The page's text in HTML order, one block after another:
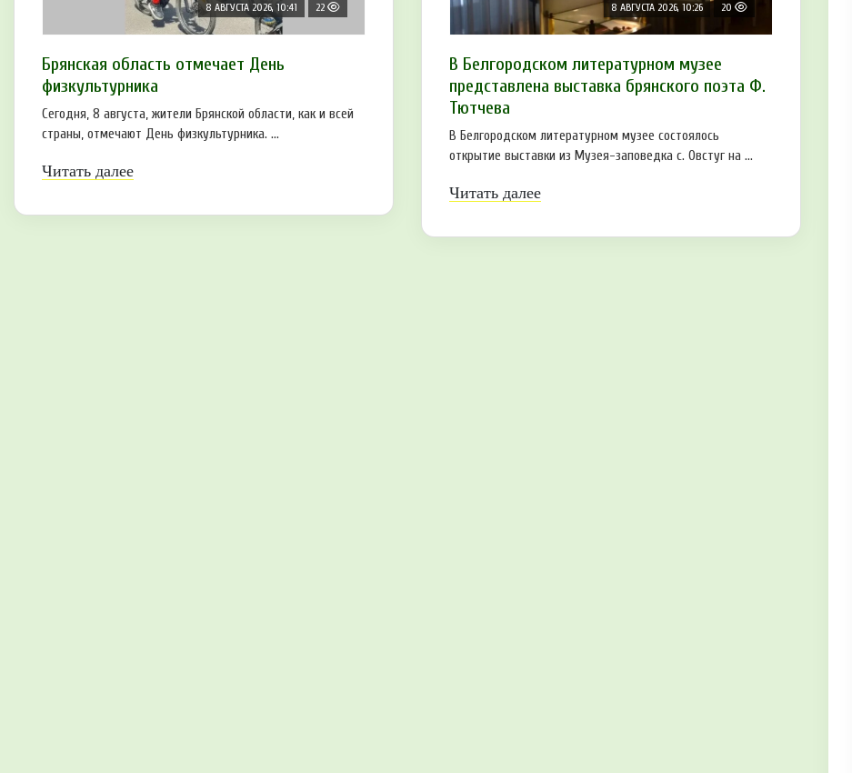
8 АВГУСТА 2026, 10:41 22
Брянская область отмечает День
физкультурника
Сегодня, 8 августа, жители Брянской области, как и всей
страны, отмечают День физкультурника. ...
Читать далее
8 АВГУСТА 2026, 10:26 20
В Белгородском литературном музее
представлена выставка брянского поэта Ф.
Тютчева
В Белгородском литературном музее состоялось
открытие выставки из Музея-заповедка с. Овстуг на ...
Читать далее